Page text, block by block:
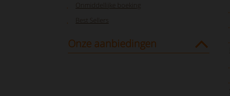
Onmiddellijke boeking
Best Sellers
Onze aanbiedingen